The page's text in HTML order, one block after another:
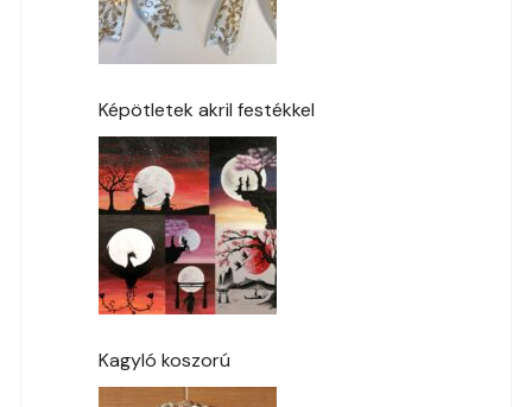
Képötletek akril festékkel
Kagyló koszorú